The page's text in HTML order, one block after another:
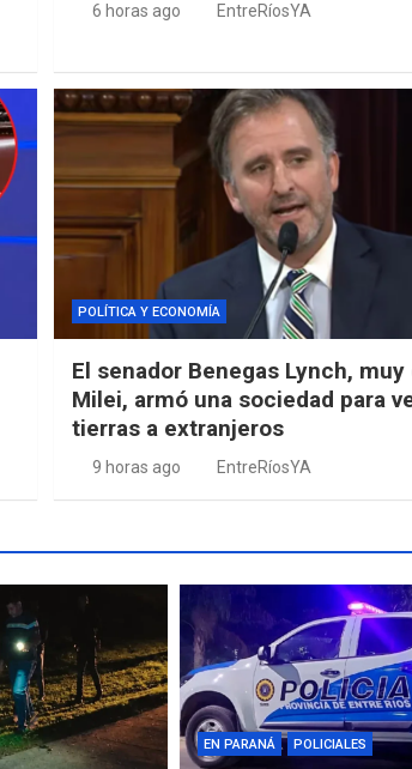
6 horas ago EntreRíosYA
POLÍTICA Y ECONOMÍA
El senador Benegas Lynch,
Milei, armó una sociedad para
tierras a extranjeros
9 horas ago EntreRíosYA
EN PARANÁ POLICIALES